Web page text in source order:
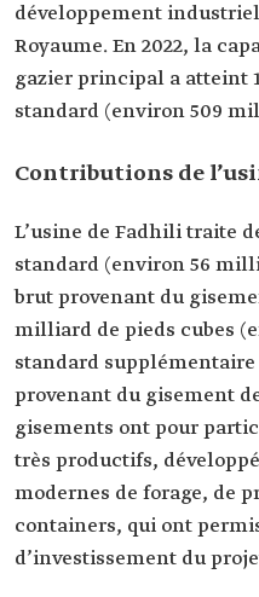
développement
Royaume. En 2022, la
gazier principal a atteint
standard (environ 509
Contributions de
L’usine de Fadhili traite
standard (environ 56
brut provenant du
milliard de pieds cubes
standard
provenant du gisement
gisements ont pour
très productifs,
modernes de forage, de
containers, qui ont
d’investissement du